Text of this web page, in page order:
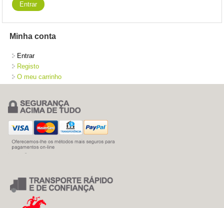
Minha conta
Entrar
Registo
O meu carrinho